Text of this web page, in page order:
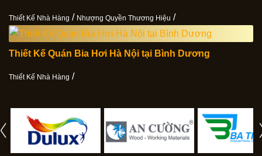
Thiết Kế Nhà Hàng / Nhượng Quyền Thương Hiệu /
Thiết Kế Quán Bia Hơi Hà Nội tại Bình Dương
Thiết Kế Nhà Hàng /